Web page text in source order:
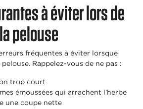
à éviter lors de
pelouse
fréquentes à éviter lorsque
Rappelez-vous de ne pas :
trop court
émoussées qui arrachent l’herbe
une coupe nette